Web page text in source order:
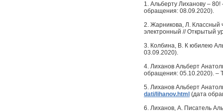
1. Альберту Лиханову – 80!
обращения: 08.09.2020).
2. Жарникова, Л. Классный
электронный // Открытый
3. Колбина, В. К юбилею
03.09.2020).
4. Лиханов Альберт
обращения: 05.10.2020). –
5. Лиханов Альберт
dati/lihanov.html (дата
6. Лиханов, А. Писатель